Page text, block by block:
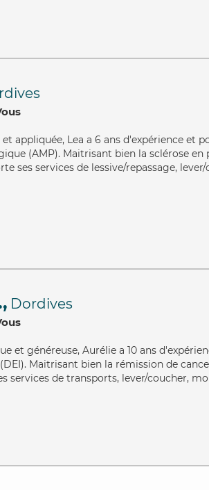
appliquée, Lea a 6 ans d'expérience et
(AMP). Maitrisant bien la sclérose
ses services de lessive/repassage,
Dordives
et généreuse, Aurélie a 10 ans
Maitrisant bien la rémission de
services de transports, lever/coucher,